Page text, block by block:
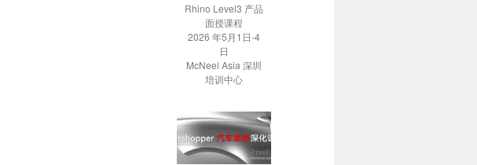
Rhino Level3 产品
面授课程
2026 年5月1日-4
日
McNeel Asia 深圳
培训中心